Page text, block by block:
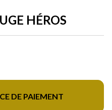
HÉROS
DE PAIEMENT